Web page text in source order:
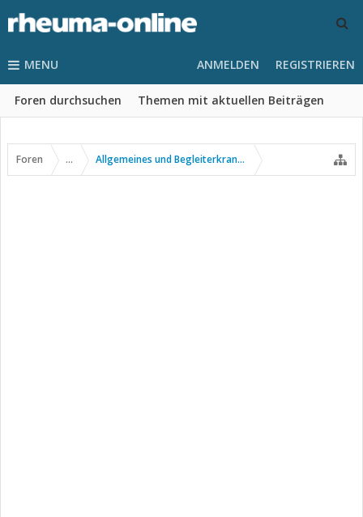
MENU
Foren durchsuchen Themen mit aktuellen Beiträgen
ANMELDEN REGISTRIEREN
Foren ... Allgemeines und Begleiterkrankungen